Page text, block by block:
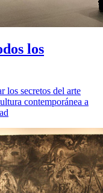
los
los secretos del arte
contemporánea a